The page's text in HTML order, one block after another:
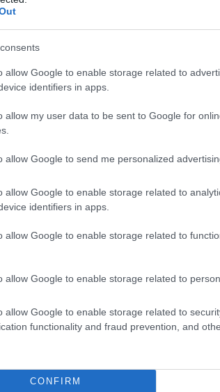
allow Google to enable storage related to
identifiers in apps.
allow my user data to be sent to Google for
allow Google to send me personalized
allow Google to enable storage related to
identifiers in apps.
allow Google to enable storage related to
allow Google to enable storage related to
allow Google to enable storage related to
functionality and fraud prevention, and
CONFIRM